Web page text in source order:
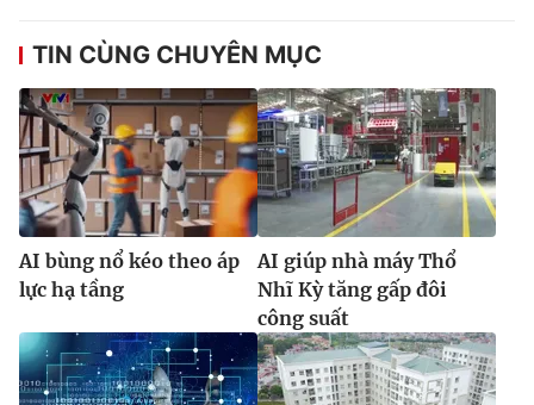
® Cấm sao chép dưới mọi hình thức nếu không có sự chấp
thuận bằng văn bản. Ghi rõ nguồn VTV.vn khi phát hành lại
thông tin từ website này.
TIN CÙNG CHUYÊN MỤC
AI bùng nổ kéo theo áp
lực hạ tầng
AI giúp nhà máy Thổ
Nhĩ Kỳ tăng gấp đôi
công suất